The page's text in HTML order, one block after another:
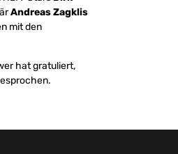
Andreas Zagklis
mit den
hat gratuliert,